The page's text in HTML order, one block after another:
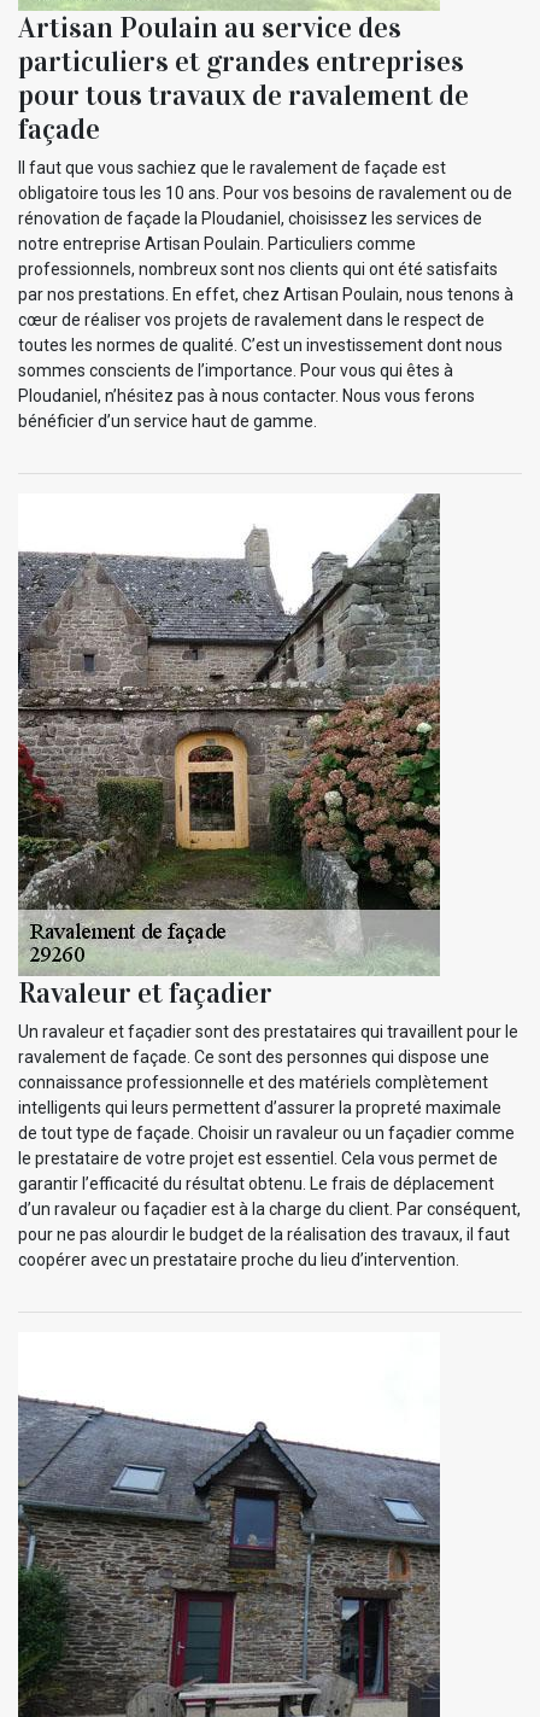
Artisan Poulain au service des
particuliers et grandes entreprises
pour tous travaux de ravalement de
façade
Il faut que vous sachiez que le ravalement de façade est
obligatoire tous les 10 ans. Pour vos besoins de ravalement ou de
rénovation de façade la Ploudaniel, choisissez les services de
notre entreprise Artisan Poulain. Particuliers comme
professionnels, nombreux sont nos clients qui ont été satisfaits
par nos prestations. En effet, chez Artisan Poulain, nous tenons à
cœur de réaliser vos projets de ravalement dans le respect de
toutes les normes de qualité. C’est un investissement dont nous
sommes conscients de l’importance. Pour vous qui êtes à
Ploudaniel, n’hésitez pas à nous contacter. Nous vous ferons
bénéficier d’un service haut de gamme.
Ravaleur et façadier
Un ravaleur et façadier sont des prestataires qui travaillent pour le
ravalement de façade. Ce sont des personnes qui dispose une
connaissance professionnelle et des matériels complètement
intelligents qui leurs permettent d’assurer la propreté maximale
de tout type de façade. Choisir un ravaleur ou un façadier comme
le prestataire de votre projet est essentiel. Cela vous permet de
garantir l’efficacité du résultat obtenu. Le frais de déplacement
d’un ravaleur ou façadier est à la charge du client. Par conséquent,
pour ne pas alourdir le budget de la réalisation des travaux, il faut
coopérer avec un prestataire proche du lieu d’intervention.